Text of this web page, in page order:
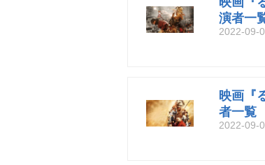
演者一
2022-09-
映画『
者一覧
2022-09-